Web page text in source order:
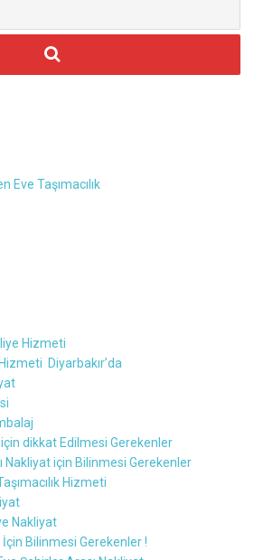
Eve Taşımacılık
Hizmeti
Diyarbakır’da
dikkat Edilmesi Gerekenler
Nakliyat için Bilinmesi Gerekenler
Hizmeti
Nakliyat
Bilinmesi Gerekenler !